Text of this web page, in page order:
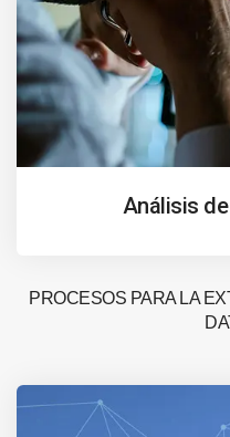
Análisis
PROCESOS PARA LA